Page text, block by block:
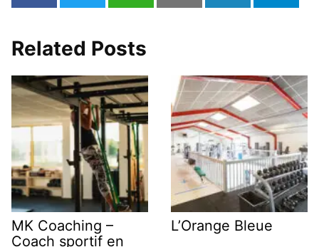
Related Posts
MK Coaching –
Coach sportif en
L’Orange Bleue